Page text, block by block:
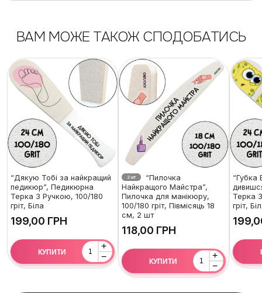
ВАМ МОЖЕ ТАКОЖ СПОДОБАТИСЬ
“Дякую Тобі за найкращий
педикюр”, Педикюрна
Терка З Ручкою, 100/180
гріт, Біла
ГРН
+
−
КУПИТИ
2 шт
“Пилочка
Найкращого Майстра”,
Пилочка для манікюру,
100/180 гріт, Півмісяць 18
см, 2 шт
ГРН
+
−
КУПИТИ
“Губка
Терка
гріт,